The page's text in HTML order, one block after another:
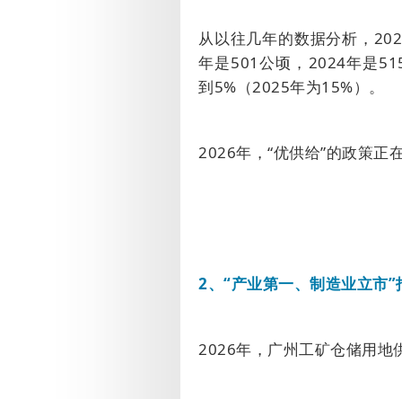
从以往几年的数据分析，
年是501 公顷， 2024年是
到5% （2025年为15%）。
2026年，“优供给”的政策正
2、“产业第一、制造业立市”
2026年，广州工矿仓储用地